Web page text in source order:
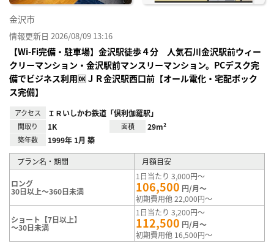
金沢市
情報更新日 2026/08/09 13:16
【Wi-Fi完備・駐車場】金沢駅徒歩４分 人気石川金沢駅前ウィー
クリーマンション・金沢駅前マンスリーマンション。PCデスク完
備でビジネス利用🆗ＪＲ金沢駅西口前【オール電化・宅配ボック
ス完備】
アクセス ＩＲいしかわ鉄道「倶利伽羅駅」
間取り 1K 面積 29m²
築年数 1999年 1月 築
プラン名・期間 月額目安
ロング
30日以上～360日未満
1日当たり 3,000円～
106,500 円/月～
初期費用他 22,000円～
ショート【7日以上】
～30日未満
1日当たり 3,200円～
112,500 円/月～
初期費用他 16,500円～